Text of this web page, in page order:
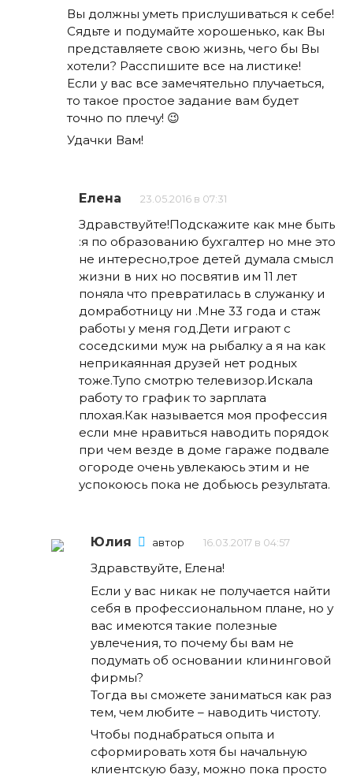
Вы должны уметь прислушиваться к себе!
Сядьте и подумайте хорошенько, как Вы
представляете свою жизнь, чего бы Вы
хотели? Расспишите все на листике!
Если у вас все замечятельно плучаеться,
то такое простое задание вам будет
точно по плечу! 😉
Удачки Вам!
Елена 23.05.2016 в 07:31
Здравствуйте!Подскажите как мне быть
:я по образованию бухгалтер но мне это
не интересно,трое детей думала смысл
жизни в них но посвятив им 11 лет
поняла что превратилась в служанку и
домработницу ни .Мне 33 года и стаж
работы у меня год.Дети играют с
соседскими муж на рыбалку а я на как
неприкаянная друзей нет родных
тоже.Тупо смотрю телевизор.Искала
работу то график то зарплата
плохая.Как называется моя профессия
если мне нравиться наводить порядок
при чем везде в доме гараже подвале
огороде очень увлекаюсь этим и не
успокоюсь пока не добьюсь результата.
Юлия автор 16.03.2017 в 04:57
Здравствуйте, Елена!
Если у вас никак не получается найти
себя в профессиональном плане, но у
вас имеются такие полезные
увлечения, то почему бы вам не
подумать об основании клининговой
фирмы?
Тогда вы сможете заниматься как раз
тем, чем любите – наводить чистоту.
Чтобы поднабраться опыта и
сформировать хотя бы начальную
клиентскую базу, можно пока просто